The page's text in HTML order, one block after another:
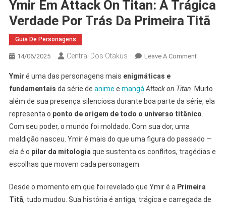
Ymir Em Attack On Titan: A Trágica
Verdade Por Trás Da Primeira Titã
Guia De Personagens
14/06/2025 Central Dos Otakus Leave A CommentOn
Attack
On
Titan:
Trágica
Verdade
Da
Ymir é uma das personagens mais enigmáticas e
fundamentais da série de anime e mangá Attack on Titan . Muito
além de sua presença silenciosa durante boa parte da série, ela
representa o ponto de origem de todo o universo titânico
Com seu poder, o mundo foi moldado. Com sua dor, uma
maldição nasceu. Ymir é mais do que uma figura do passado —
ela é o pilar da mitologia que sustenta os conflitos, tragédias e
escolhas que movem cada personagem.
Desde o momento em que foi revelado que Ymir é a Primeira
Titã, tudo mudou. Sua história é antiga, trágica e carregada de